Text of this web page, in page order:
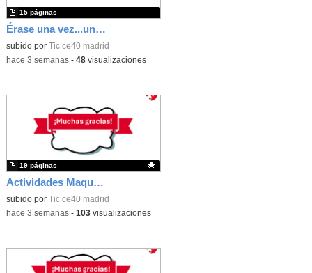
Érase una vez...un castillo medieval
subido por Tic ce40 madrid
15 páginas
-hace 3 semanas- 48visualizaciones
Actividades Maqueen
Contenido educativo.
subido por Tic ce40 madrid
19 páginas
-hace 3 semanas- 103visualizaciones